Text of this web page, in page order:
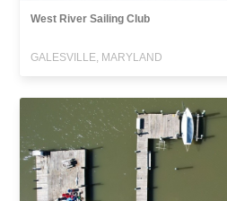
West River Sailing Club
GALESVILLE, MARYLAND